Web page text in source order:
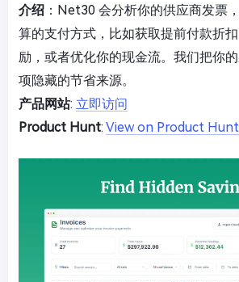
介绍 ：Net30 会分析你的供应商发票
算的支付方式，比如获取提前付款折
励，或者优化你的现金流。我们把你
项隐藏的节省来源。
产品网站: 立即访问
Product Hunt: View on Product Hunt